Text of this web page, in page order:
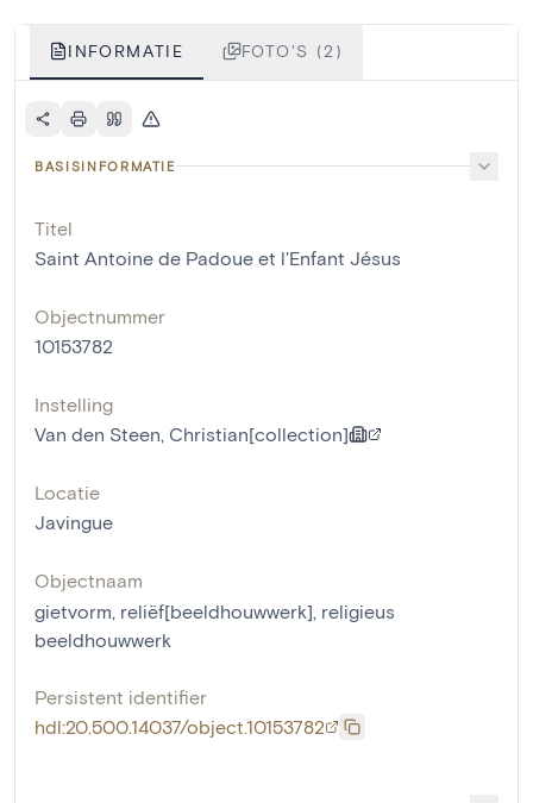
INFORMATIE FOTO'S (2)
BASISINFORMATIE
Titel
Saint Antoine de Padoue et l'Enfant Jésus
Objectnummer
10153782
Instelling
Van den Steen, Christian[collection]
Locatie
Javingue
Objectnaam
gietvorm, reliëf[beeldhouwwerk], religieus
beeldhouwwerk
Persistent identifier
hdl:20.500.14037/object.10153782